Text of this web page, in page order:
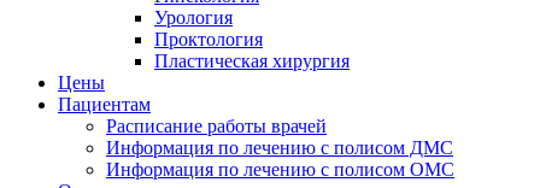
Урология
Проктология
Пластическая хирургия
Цены
Пациентам
Расписание работы врачей
Информация по лечению с полисом ДМС
Информация по лечению с полисом ОМС